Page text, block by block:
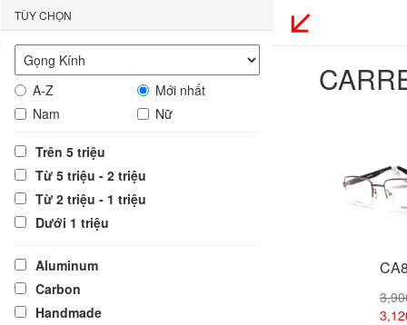
TÙY CHỌN
A-Z
Mới nhất
Nam
Nữ
Trên 5 triệu
Từ 5 triệu - 2 triệu
Từ 2 triệu - 1 triệu
Dưới 1 triệu
Aluminum
Carbon
Handmade